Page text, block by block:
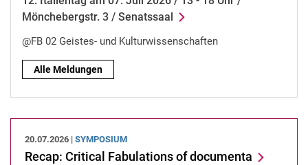
Mönchebergstr. 3 / Senatssaal
@FB 02 Geistes- und Kulturwissenschaften
Alle Meldungen
20.07.2026 | SYMPOSIUM
Recap: Critical Fabulations of documenta